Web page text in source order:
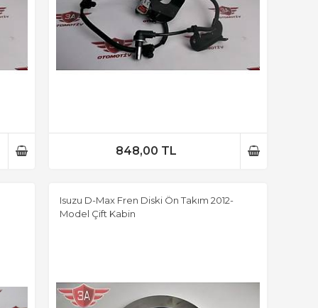
848,00 TL
Isuzu D-Max Fren Diski Ön Takım 2012-
Model Çift Kabin